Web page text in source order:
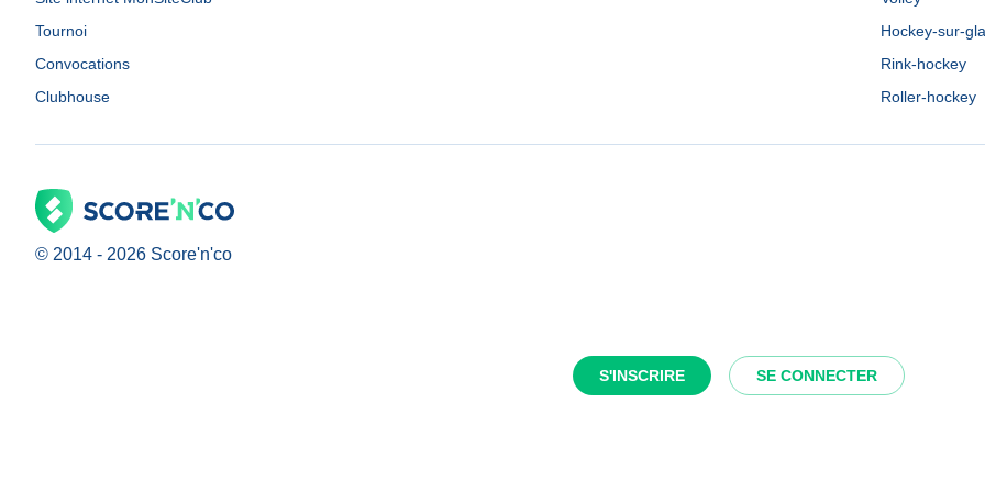
S'INSCRIRE SE CONNECTER
Tournoi
Convocations
Clubhouse
Hockey-sur-
Rink-hockey
Roller-hockey
© 2014 - 2026 Score'n'co